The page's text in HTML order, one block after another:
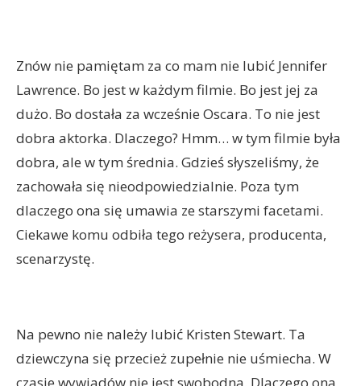
Znów nie pamiętam za co mam nie lubić Jennifer
Lawrence. Bo jest w każdym filmie. Bo jest jej za
dużo. Bo dostała za wcześnie Oscara. To nie jest
dobra aktorka. Dlaczego? Hmm… w tym filmie była
dobra, ale w tym średnia. Gdzieś słyszeliśmy, że
zachowała się nieodpowiedzialnie. Poza tym
dlaczego ona się umawia ze starszymi facetami.
Ciekawe komu odbiła tego reżysera, producenta,
scenarzystę.
Na pewno nie należy lubić Kristen Stewart. Ta
dziewczyna się przecież zupełnie nie uśmiecha. W